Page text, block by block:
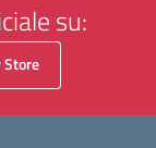
su:
Store